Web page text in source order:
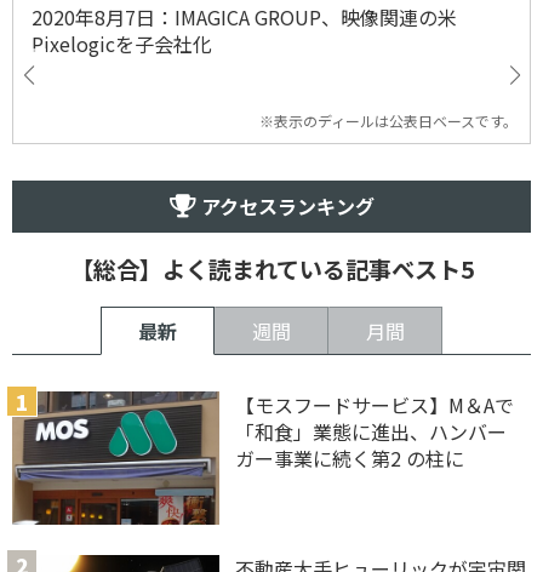
2020年8月7日：IMAGICA GROUP、映像関連の米
Pixelogicを子会社化
※表示のディールは公表日ベースです。
アクセスランキング
【総合】よく読まれている記事ベスト5
最新 週間 月間
【モスフードサービス】M＆Aで
「和食」業態に進出、ハンバー
ガー事業に続く第2 の柱に